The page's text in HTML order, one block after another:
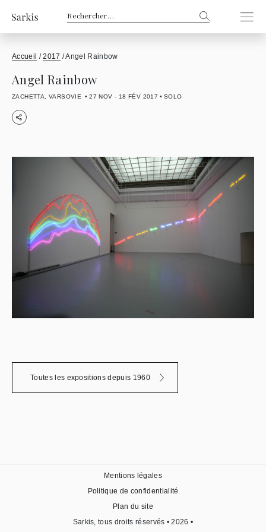
Rechercher :
Accueil /2017 /Angel Rainbow
Angel Rainbow
ZACHETTA, VARSOVIE 27 NOV - 18 FÉV 2017 SOLO
Toutes les expositions depuis 1960
Sarkis, tous droits réservés • 2026 •
Mentions légales
Politique de confidentialité
Plan du site